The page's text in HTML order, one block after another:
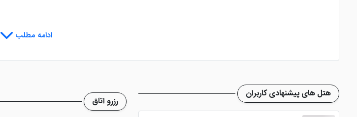
ادامه مطلب
رزرو اتاق
هتل های پیشنهادی کاربران